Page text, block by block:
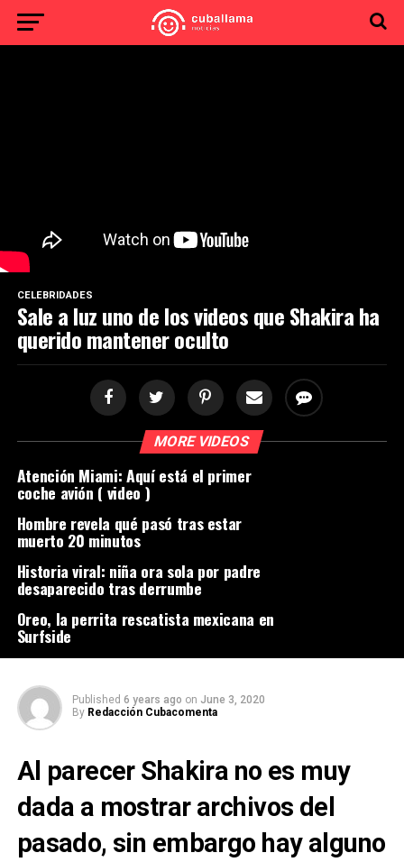
CELEBRIDADES
Sale a luz uno de los videos que Shakira ha
querido mantener oculto
MORE VIDEOS
Atención Miami: Aquí está el primer
coche avión ( video )
Hombre revela qué pasó tras estar
muerto 20 minutos
Historia viral: niña ora sola por padre
desaparecido tras derrumbe
Oreo, la perrita rescatista mexicana en
Surfside
Published 6 years ago on June 3, 2020
By Redacción Cubacomenta
Al parecer Shakira no es muy
dada a mostrar archivos del
pasado, sin embargo hay alguno